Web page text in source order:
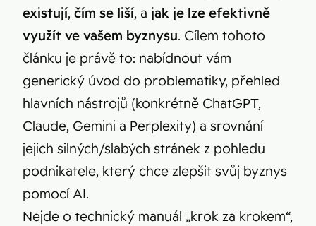
existují, čím se liší, a jak je lze efektivně
využít ve vašem byznysu. Cílem tohoto
článku je právě to: nabídnout vám
generický úvod do problematiky, přehled
hlavních nástrojů (konkrétně ChatGPT,
Claude, Gemini a Perplexity) a srovnání
jejich silných/slabých stránek z pohledu
podnikatele, který chce zlepšit svůj byznys
pomocí AI.
Nejde o technický manuál „krok za krokem“,